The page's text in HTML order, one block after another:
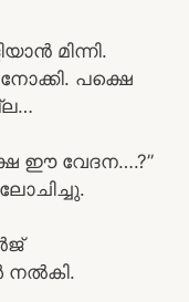
മിന്നി.
പക്ഷെ
ഈ വേദന….?”
നൽകി.